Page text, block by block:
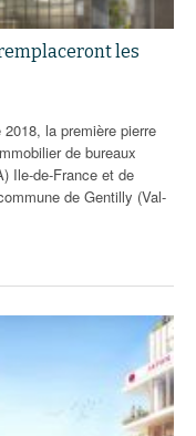
les
la première pierre
de bureaux
Ile-de-France et de
de Gentilly (Val-